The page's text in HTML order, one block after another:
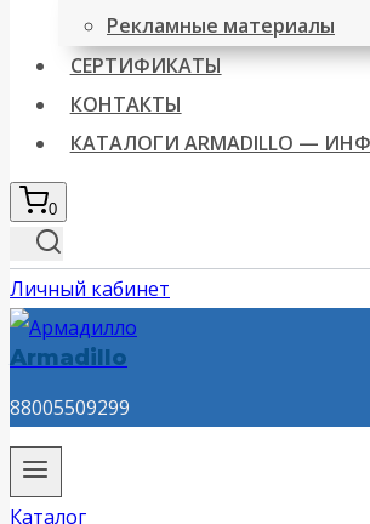
Рекламные материалы
СЕРТИФИКАТЫ
КОНТАКТЫ
КАТАЛОГИ ARMADILLO —
0
Личный кабинет
Armadillo
88005509299
Каталог